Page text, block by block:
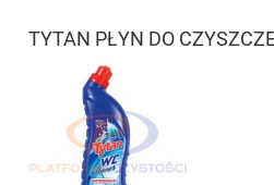
TYTAN PŁYN DO